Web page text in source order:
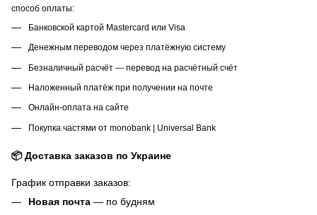
способ оплаты:
Банковской картой Mastercard или Visa
Денежным переводом через платёжную систему
Безналичный расчёт — перевод на расчётный счёт
Наложенный платёж при получении на почте
Онлайн-оплата на сайте
Покупка частями от monobank | Universal Bank
📦 Доставка заказов по Украине
График отправки заказов:
Новая почта — по будням